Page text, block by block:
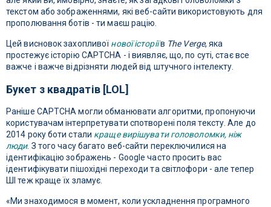
текстом або зображеннями, які веб-сайти використовують для
прополювання ботів - ти маєш рацію.
Цей висновок захопливої нової історіїв The Verge, яка
простежує історію CAPTCHA - і виявляє, що, по суті, стає все
важче і важче відрізняти людей від штучного інтелекту.
Букет з квадратів [LOL]
Раніше CAPTCHA могли обманювати алгоритми, пропонуючи
користувачам інтерпретувати спотворені поля тексту. Але до
2014 року боти стали краще вирішувати головоломки, ніж
люди. З того часу багато веб-сайти переключилися на
ідентифікацію зображень - Google часто просить вас
ідентифікувати пішохідні переходи та світлофори - але тепер
ШІ теж краще їх зламує.
«Ми знаходимося в момент, коли ускладнення програмного